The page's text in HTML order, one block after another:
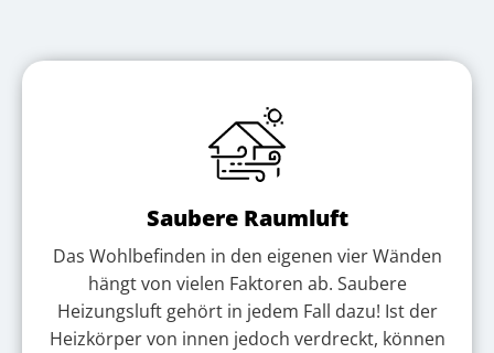
Saubere Raumluft
Das Wohlbefinden in den eigenen vier Wänden
hängt von vielen Faktoren ab. Saubere
Heizungsluft gehört in jedem Fall dazu! Ist der
Heizkörper von innen jedoch verdreckt, können